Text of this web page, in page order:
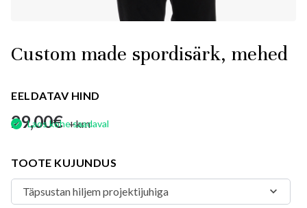
Custom made spordisärk, mehed
EELDATAV HIND
29,00€ +km
Laos kohe saadaval
TOOTE KUJUNDUS